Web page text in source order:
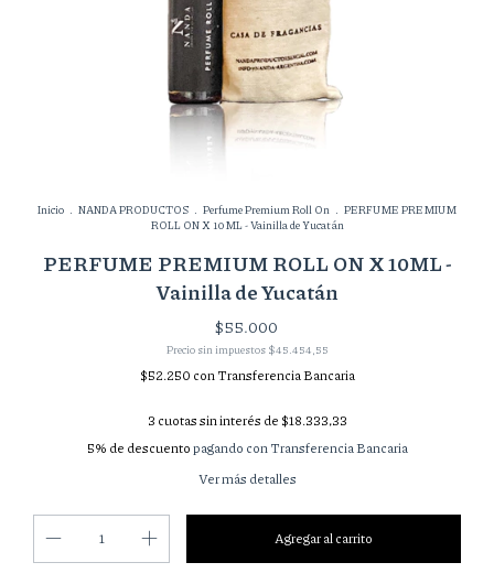
Inicio . NANDA PRODUCTOS . Perfume Premium Roll On . PERFUME PREMIUM
ROLL ON X 10ML - Vainilla de Yucatán
PERFUME PREMIUM ROLL ON X 10ML -
Vainilla de Yucatán
$55.000
Precio sin impuestos $45.454,55
$52.250 con Transferencia Bancaria
3 cuotas sin interés de $18.333,33
5% de descuentopagando con Transferencia Bancaria
Ver más detalles